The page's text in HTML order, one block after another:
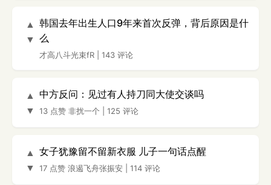
▲
▼
韩国去年出生人口9年来首次反弹，背后原因是什
么
才高八斗光束fR 143 评论
▲
▼
中方反问：见过有人持刀同大使交谈吗
13 点赞 非扰一个 125 评论
▲
▼
女子犹豫留不留新衣服 儿子一句话点醒
17 点赞 浪遏飞舟张振安 114 评论